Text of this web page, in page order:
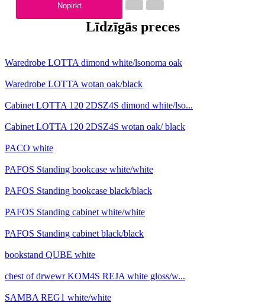
Nopirkt
Līdzīgās preces
Waredrobe LOTTA dimond white/lsonoma oak
Waredrobe LOTTA wotan oak/black
Cabinet LOTTA 120 2DSZ4S dimond white/lso...
Cabinet LOTTA 120 2DSZ4S wotan oak/ black
PACO white
PAFOS Standing bookcase white/white
PAFOS Standing bookcase black/black
PAFOS Standing cabinet white/white
PAFOS Standing cabinet black/black
bookstand QUBE white
chest of drwewr KOM4S REJA white gloss/w...
SAMBA REG1 white/white